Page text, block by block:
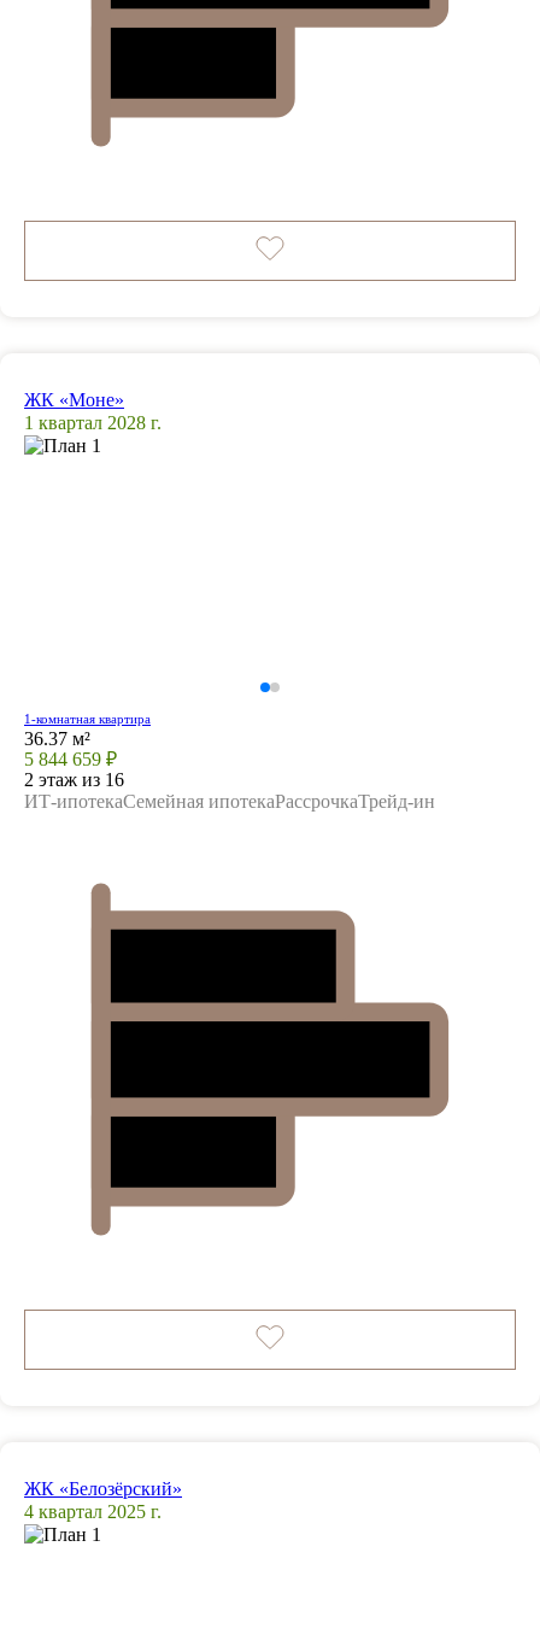
ЖК «Моне»
1 квартал 2028 г.
1-комнатная квартира
36.37 м²
5 844 659 ₽
2 этаж из 16
ИТ-ипотекаСемейная ипотекаРассрочкаТрейд-ин
ЖК «Белозёрский»
4 квартал 2025 г.